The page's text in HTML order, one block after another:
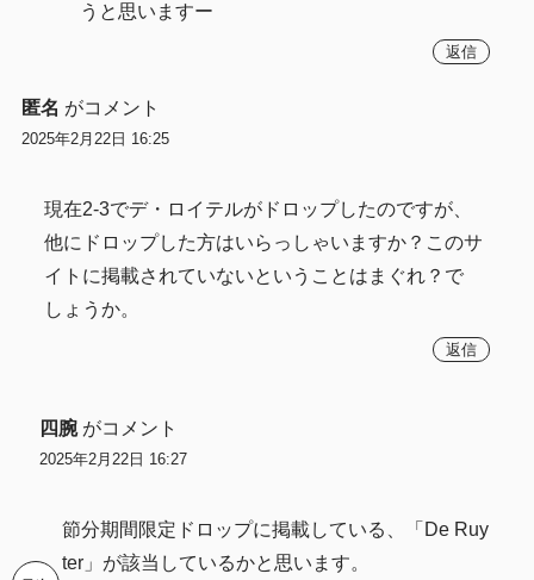
うと思いますー
返信
匿名 がコメント
2025年2月22日 16:25
現在2-3でデ・ロイテルがドロップしたのですが、
他にドロップした方はいらっしゃいますか？このサ
イトに掲載されていないということはまぐれ？で
しょうか。
返信
四腕 がコメント
2025年2月22日 16:27
節分期間限定ドロップに掲載している、「De Ruy
ter」が該当しているかと思います。